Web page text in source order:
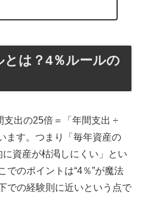
は？4％ルールの
出の25倍＝「年間支出 ÷
ます。つまり「毎年資産の
資産が枯渇しにくい」とい
でのポイントは“4％”が魔法
での経験則に近いという点で